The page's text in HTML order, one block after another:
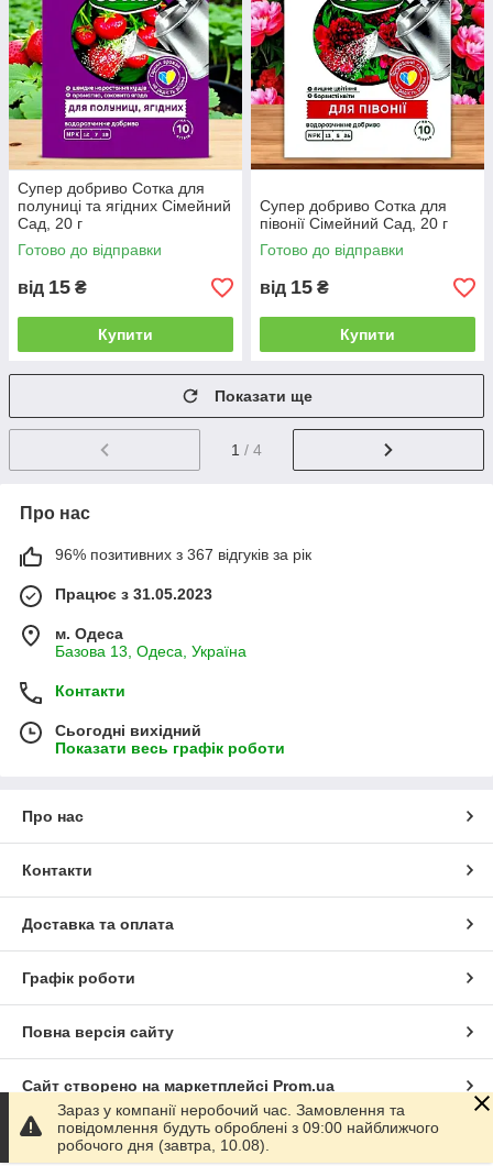
Супер добриво Сотка для
полуниці та ягідних Сімейний
Сад, 20 г
Готово до відправки
від 15 ₴
Купити
Супер добриво Сотка для
півонії Сімейний Сад, 20 г
Готово до відправки
від 15 ₴
Купити
Показати ще
1 / 4
Про нас
96% позитивних з 367 відгуків за рік
Працює з 31.05.2023
м. Одеса
Базова 13, Одеса, Україна
Контакти
Сьогодні вихідний
Показати весь графік роботи
Про нас
Контакти
Доставка та оплата
Графік роботи
Повна версія сайту
Сайт створено на маркетплейсі Prom.ua
Політика конфіденційності
Зараз у компанії неробочий час. Замовлення та
повідомлення будуть оброблені з 09:00 найближчого
робочого дня (завтра, 10.08).